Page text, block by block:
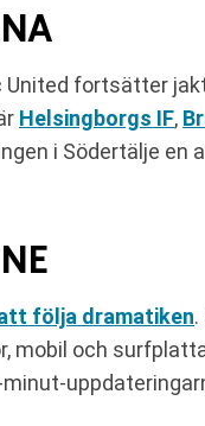
United fortsätter
Helsingborgs IF,
i Södertälje en
följa dramatiken
och